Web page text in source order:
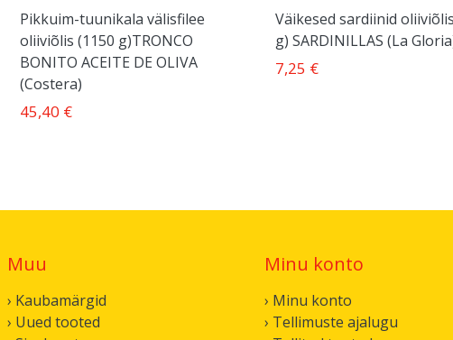
Pikkuim-tuunikala välisfilee
oliiviõlis (1150 g)TRONCO
BONITO ACEITE DE OLIVA
(Costera)
45,40 €
Väikesed sardiinid
g) SARDINILLAS (La
7,25 €
Muu
› Kaubamärgid
› Uued tooted
Minu konto
› Minu konto
› Tellimuste ajalugu